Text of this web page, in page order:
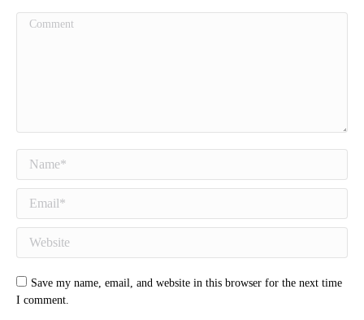
Comment
Save my name, email, and website in this browser for the next time
I comment.